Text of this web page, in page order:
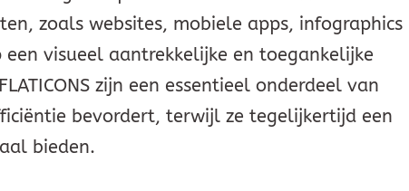
zoals websites, mobiele apps, infographics
visueel aantrekkelijke en toegankelijke
zijn een essentieel onderdeel van
bevordert, terwijl ze tegelijkertijd een
bieden.